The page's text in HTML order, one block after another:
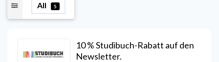
All 5
10 % Studibuch-Rabatt auf den
Newsletter.